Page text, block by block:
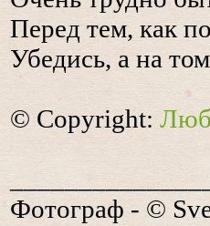
Перед тем, как
Убедись, а на
© Copyright:
Фотограф - ©